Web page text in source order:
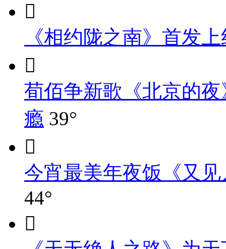

《相约陇之南》首发

荀佰争新歌《北京的
瘾 39°

今宵最美年夜饭《又
44°
